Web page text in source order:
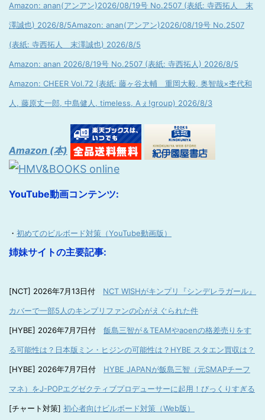
Amazon: anan(アンアン)2026/08/19号 No.2507 (表紙: 寺西拓人 末
澤誠也) 2026/8/5Amazon: anan(アンアン)2026/08/19号 No.2507
(表紙: 寺西拓人 末澤誠也) 2026/8/5
Amazon: anan 2026/8/19号 No.2507 (表紙: 寺西拓人) 2026/8/5
Amazon: CHEER Vol.72 (表紙: 藤ヶ谷太輔 重岡大毅, 奥智哉×杢代和
人, 藤原丈一郎, 中島健人, timeless, Aぇ!group) 2026/8/3
Amazon (本)
YouTube動画コンテンツ:
・ 初めてのビルボード対策（YouTube動画版）
姉妹サイトの主要記事:
[NCT] 2026年7月13日付 NCT WISHがキンプリ『シンデレラガール』
カバーで一部5人のキンプリファンの心がえぐられた件
[HYBE] 2026年7月7日付 飯島三智が＆TEAMやaoenの格差売りをす
る可能性は？日本版ミン・ヒジンの可能性は？HYBE スタエン買収は？
[HYBE] 2026年7月7日付 HYBE JAPANが飯島三智（元SMAPチーフ
マネ）をJ-POPエグゼクティブプロデューサーに起用！びっくりすぎる
[チャート対策] 初心者向けビルボード対策（Web版）